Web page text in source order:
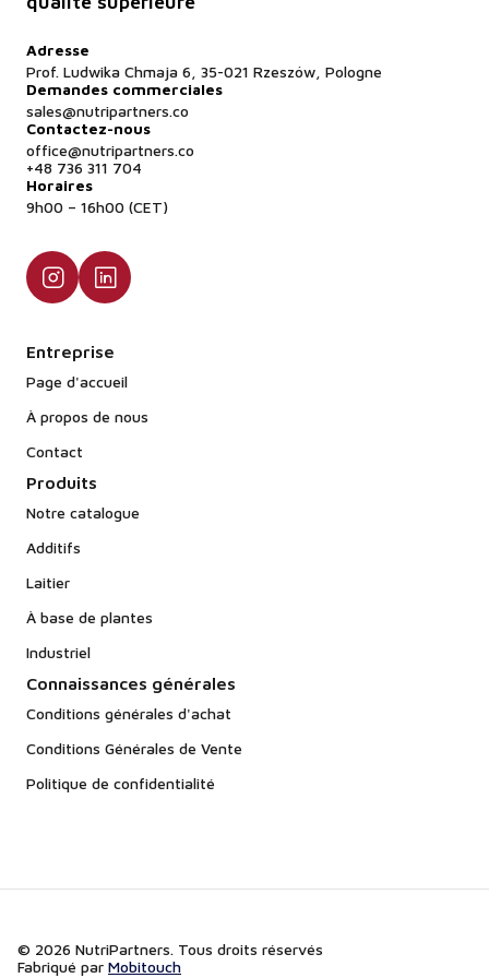
reconditionnement des produits de consommation
instantané (excellente mouillabilité). Pour un usage
industriel (boulangerie, confiserie), nous
fournissons le FFMP régulier, qui est légèrement
moins cher et exempt de poussière.
Adresse
Prof. Ludwika Chmaja 6, 35-021 Rzeszów, Pologne
Demandes commerciales
sales@nutripartners.co
Contactez-nous
office@nutripartners.co
+48 736 311 704
Horaires
9h00 – 16h00 (CET)
Entreprise
Page d'accueil
À propos de nous
Contact
Produits
Notre catalogue
Additifs
Laitier
À base de plantes
Industriel
Connaissances générales
Conditions générales d'achat
Conditions Générales de Vente
Politique de confidentialité
© 2026 NutriPartners. Tous droits réservés
Fabriqué par Mobitouch